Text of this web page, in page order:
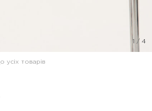
/ 4
усіх товарів